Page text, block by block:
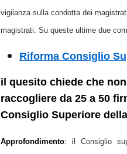
vigilanza sulla condotta dei
magistrati. Su queste ultime due
Riforma Consiglio
il quesito chiede che
raccogliere da 25 a 50
Consiglio Superiore
Approfondimento: i l Consiglio